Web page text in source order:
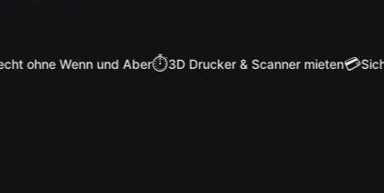
ohne Wenn und Aber⏱️3D Drucker & Scanner mieten💳